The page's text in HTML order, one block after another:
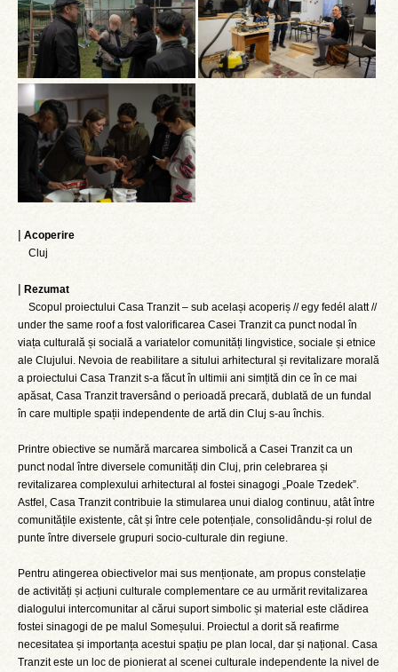
| Acoperire
Cluj
| Rezumat
Scopul proiectului Casa Tranzit – sub același acoperiș // egy fedél alatt //
under the same roof a fost valorificarea Casei Tranzit ca punct nodal în
viața culturală și socială a variatelor comunități lingvistice, sociale și etnice
ale Clujului. Nevoia de reabilitare a sitului arhitectural și revitalizare morală
a proiectului Casa Tranzit s-a făcut în ultimii ani simțită din ce în ce mai
apăsat, Casa Tranzit traversând o perioadă precară, dublată de un fundal
în care multiple spații independente de artă din Cluj s-au închis.
Printre obiective se numără marcarea simbolică a Casei Tranzit ca un
punct nodal între diversele comunități din Cluj, prin celebrarea și
revitalizarea complexului arhitectural al fostei sinagogi „Poale Tzedek”.
Astfel, Casa Tranzit contribuie la stimularea unui dialog continuu, atât între
comunitățile existente, cât și între cele potențiale, consolidându-și rolul de
punte între diversele grupuri socio-culturale din regiune.
Pentru atingerea obiectivelor mai sus menționate, am propus constelație
de activități și acțiuni culturale complementare ce au urmărit revitalizarea
dialogului intercomunitar al cărui suport simbolic și material este clădirea
fostei sinagogi de pe malul Someșului. Proiectul a dorit să reafirme
necesitatea și importanța acestui spațiu pe plan local, dar și național. Casa
Tranzit este un loc de pionierat al scenei culturale independente la nivel de